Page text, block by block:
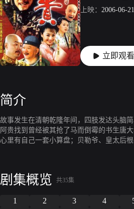
上映： 2006-06-21
立即观看
简介
故事发生在清朝乾隆年间，四肢发达头脑
阿贵找到曾经被其抢了马而倒霉的书生唐
心里有自己一套小算盘；贝勒爷、皇太后
剧集概览 共35集
1 2 3 4